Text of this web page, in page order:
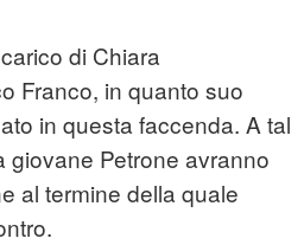
di Chiara
Franco, in quanto suo
in questa faccenda. A tal
giovane Petrone avranno
al termine della quale